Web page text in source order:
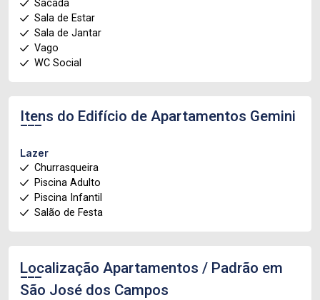
Sacada
Sala de Estar
Sala de Jantar
Vago
WC Social
Itens do Edifício de Apartamentos Gemini
Lazer
Churrasqueira
Piscina Adulto
Piscina Infantil
Salão de Festa
Localização Apartamentos / Padrão em
São José dos Campos